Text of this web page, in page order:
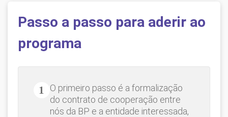
Passo a passo para aderir ao
programa
O primeiro passo é a formalização
do contrato de cooperação entre
nós da BP e a entidade interessada,